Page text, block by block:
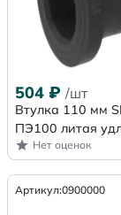
504 ₽ /шт
Втулка 110 мм
ПЭ100 литая
Нет оценок
Артикул:0900000